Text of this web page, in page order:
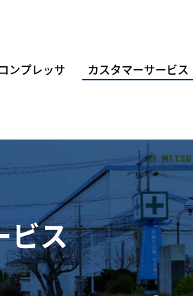
コンプレッサ カスタマーサービス
ビス